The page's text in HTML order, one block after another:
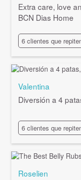
Extra care, love
BCN Dias Home
6 clientes que
Valentina
Diversión a 4
6 clientes que
Roselien